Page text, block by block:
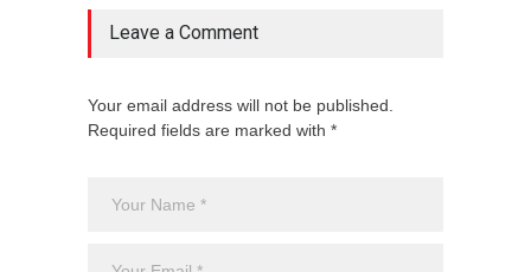
Leave a Comment
Your email address will not be published.
Required fields are marked with *